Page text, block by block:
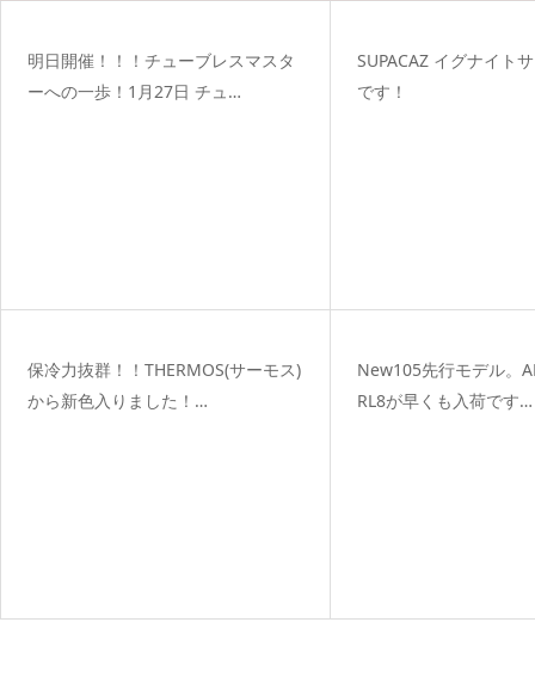
明日開催！！！チューブレスマスタ
ーへの一歩！1月27日 チュ…
SUPACAZ イグナイト
です！
保冷力抜群！！THERMOS(サーモス)
から新色入りました！…
New105先行モデル
RL8が早くも入荷です…